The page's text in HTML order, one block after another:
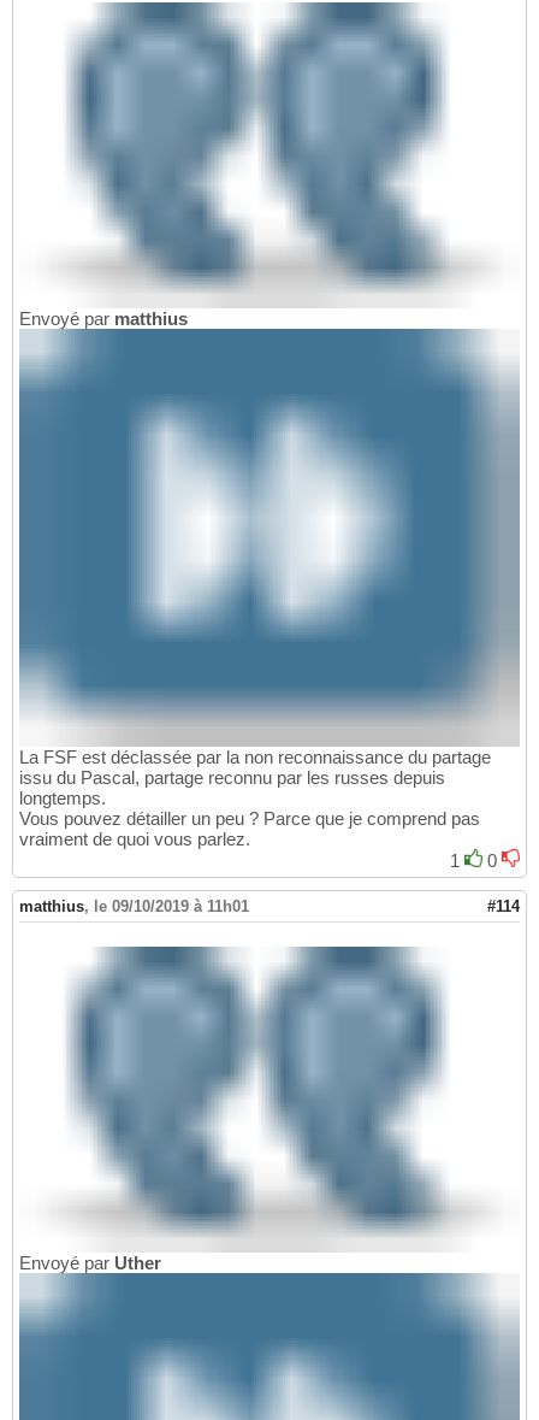
Envoyé par matthius
La FSF est déclassée par la non reconnaissance du partage
issu du Pascal, partage reconnu par les russes depuis
longtemps.
Vous pouvez détailler un peu ? Parce que je comprend pas
vraiment de quoi vous parlez.
1
0
matthius, le 09/10/2019 à 11h01 #114
Envoyé par Uther